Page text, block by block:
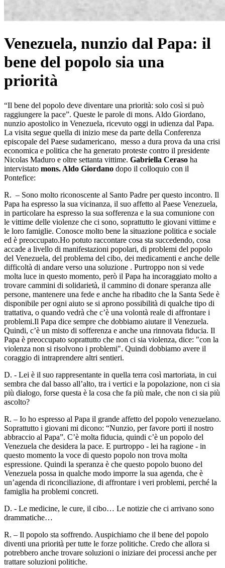
Venezuela, nunzio dal Papa: il
bene del popolo sia una
priorità
“Il bene del popolo deve diventare una priorità: solo così si può
raggiungere la pace”. Queste le parole di mons. Aldo Giordano,
nunzio apostolico in Venezuela, ricevuto oggi in udienza dal Papa.
La visita segue quella di inizio mese da parte della Conferenza
episcopale del Paese sudamericano, messo a dura prova da una crisi
economica e politica che ha generato proteste contro il presidente
Nicolas Maduro e oltre settanta vittime. Gabriella Ceraso ha
intervistato mons. Aldo Giordano dopo il colloquio con il
Pontefice:
R. – Sono molto riconoscente al Santo Padre per questo incontro. Il
Papa ha espresso la sua vicinanza, il suo affetto al Paese Venezuela,
in particolare ha espresso la sua sofferenza e la sua comunione con
le vittime delle violenze che ci sono, soprattutto le giovani vittime e
le loro famiglie. Conosce molto bene la situazione politica e sociale
ed è preoccupato.Ho potuto raccontare cosa sta succedendo, cosa
accade a livello di manifestazioni popolari, di problemi del popolo
del Venezuela, del problema del cibo, dei medicamenti e anche delle
difficoltà di andare verso una soluzione . Purtroppo non si vede
molta luce in questo momento, però il Papa ha incoraggiato molto a
trovare cammini di solidarietà, il cammino di donare speranza alle
persone, mantenere una fede e anche ha ribadito che la Santa Sede è
disponibile per ogni aiuto se si aprono possibilità di qualche tipo di
trattativa, o quando vedrà che c’è una volontà reale di affrontare i
problemi.Il Papa dice sempre che dobbiamo aiutare il Venezuela.
Quindi, c’è un misto di sofferenza e anche una rinnovata fiducia. Il
Papa è preoccupato soprattutto che non ci sia violenza, dice: "con la
violenza non si risolvono i problemi". Quindi dobbiamo avere il
coraggio di intraprendere altri sentieri.
D. - Lei è il suo rappresentante in quella terra così martoriata, in cui
sembra che dal basso all’alto, tra i vertici e la popolazione, non ci sia
più dialogo, forse questa è la cosa che fa più male, che non ci sia più
ascolto?
R. – Io ho espresso al Papa il grande affetto del popolo venezuelano.
Soprattutto i giovani mi dicono: “Nunzio, per favore porti il nostro
abbraccio al Papa”. C’è molta fiducia, quindi c’è un popolo del
Venezuela che desidera la pace. E purtroppo - lei ha ragione - in
questo momento la voce di questo popolo non trova molta
espressione. Quindi la speranza è che questo popolo buono del
Venezuela possa in qualche modo imporre la sua agenda, che è
un’agenda di riconciliazione, di affrontare i veri problemi, perché la
famiglia ha problemi concreti.
D. - Le medicine, le cure, il cibo… Le notizie che ci arrivano sono
drammatiche…
R. – Il popolo sta soffrendo. Auspichiamo che il bene del popolo
diventi una priorità per tutte le forze politiche. Credo che allora si
potrebbero anche trovare soluzioni o iniziare dei processi anche per
trattare soluzioni politiche.